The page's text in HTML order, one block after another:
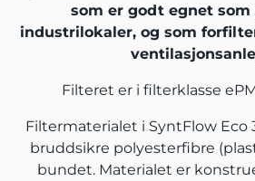
som er godt egnet
industrilokaler, og som
Filteret er i filterklasse
Filtermaterialet i SyntFlow Eco
bruddsikre polyesterfibre
bundet. Materialet er